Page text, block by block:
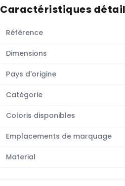
Caractéristiques
Référence
Dimensions
Pays d'origine
Catégorie
Coloris disponibles
Emplacements de marquage
Material